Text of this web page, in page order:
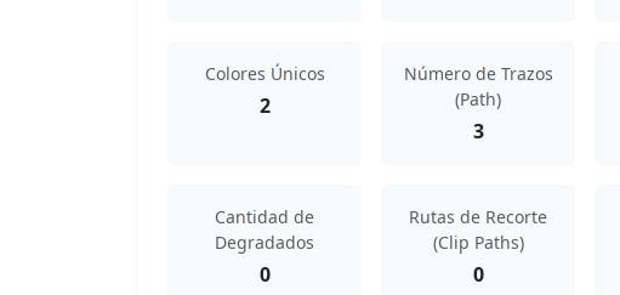
Colores Únicos
2
Número de Trazos
(Path)
3
Cantidad de
Degradados
0
Rutas de Recorte
(Clip Paths)
0